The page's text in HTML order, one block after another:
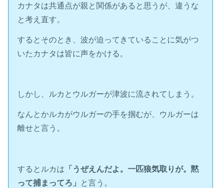
カナタは共通点が親と関係があると思うが、違うな
と考え直す。
するとそのとき、波が迫ってきていることに気がつ
いたカナタは皆に声をかける。
しかし、ルカとウルガーが津波に流されてしまう。
なんとかルカがウルガーの手を掴むが、ウルガーは
離せと言う。
するとルカは 「うぜえんだよ。一匹狼気取りが。黙
って捕まってろ」
と言う。